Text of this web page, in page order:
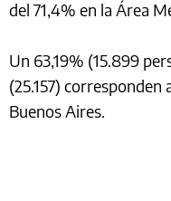
del 71,4% en la Área
Un 63,19% (15.899
(25.157) corresponden
Buenos Aires.